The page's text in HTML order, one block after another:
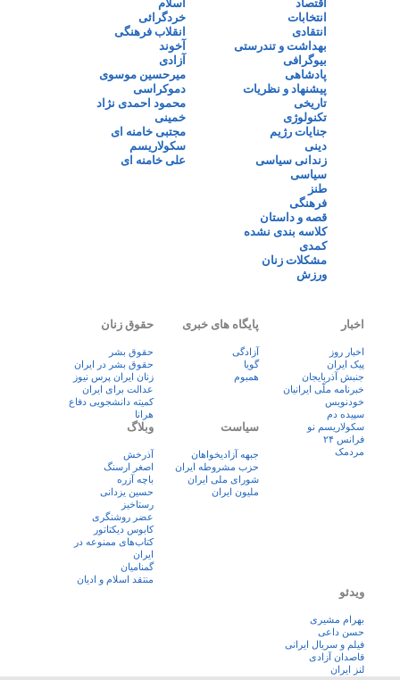
اقتصاد
انتخابات
انتقادی
بهداشت و تندرستی
بیوگرافی
پادشاهی
پیشنهاد و نظریات
تاریخی
تکنولوژی
جنایات رژیم
دینی
زندانی سیاسی
سیاسی
طنز
فرهنگی
قصه و داستان
کلاسه بندی نشده
کمدی
مشکلات زنان
ورزش
اسلام
خردگرائی
انقلاب فرهنگی
آخوند
آزادی
میرحسین موسوی
دموکراسی
محمود احمدی نژاد
خمینی
مجتبی خامنه ای
سکولاریسم
علی خامنه ای
اخبار
اخبار روز
پيک ايران
جنبش آذربایجان
خبرنامه ملّی ایرانیان
خودنویس
سپیده دم
سکولاریسم نو
فرانس ۲۴
مردمک
پایگاه های خبری
آزادگی
گویا
همبوم
حقوق زنان
حقوق بشر
حقوق بشر در ایران
زنان ايران پرس نيوز
عدالت برای ایران
کمیته دانشجویی دفاع
هرانا
سیاست
جبهه آزادیخواهان
حزب مشروطه ایران
شورای ملی ایران
ملیون ایران
وبلاگ
آذرخش
اصغر ارسنگ
باچه آزره
حسین یزدانی
رستاخیز
عضر روشنگری
کابوس دیکتاتور
کتاب‌های ممنوعه در
ایران
گمنامیان
منتقد اسلام و ادیان
ویدئو
بهرام مشیری
حسن داعی
فيلم و سريال ايرانی
قاصدان آزادی
لنز ایران